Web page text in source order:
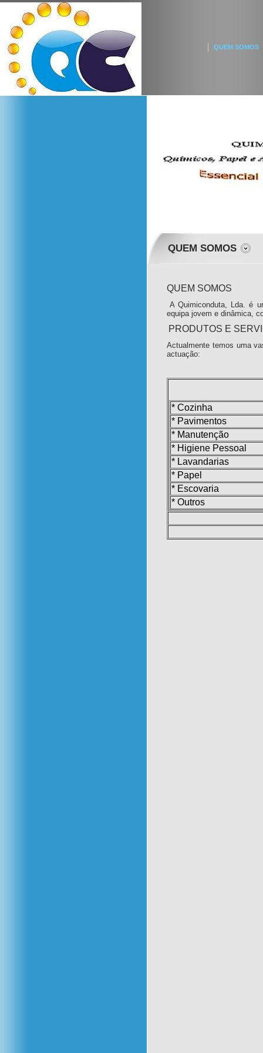
QUEM SOMOS
QUEM SOMOS
QUEM SOMOS
A Quimiconduta, Lda. é
equipa jovem e dinâmica,
PRODUTOS E
Actualmente temos uma
actuação:
* Cozinha
* Pavimentos
* Manutenção
* Higiene Pessoal
* Lavandarias
* Papel
* Escovaria
* Outros